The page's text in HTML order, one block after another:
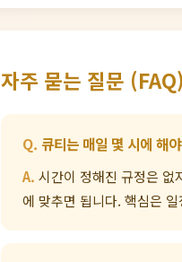
자주 묻는 질문 (FAQ)
큐티는 매일 몇 시에 해
시간이 정해진 규정은 없
에 맞추면 됩니다. 핵심은